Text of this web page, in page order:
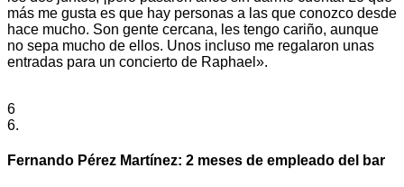
más me gusta es que hay personas a las que conozco desde
hace mucho. Son gente cercana, les tengo cariño, aunque
no sepa mucho de ellos. Unos incluso me regalaron unas
entradas para un concierto de Raphael».
6
6.
Fernando Pérez Martínez: 2 meses de empleado del bar